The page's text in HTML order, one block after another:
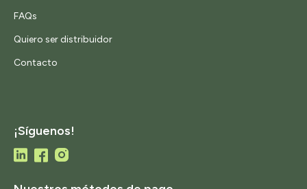
FAQs
Quiero ser distribuidor
Contacto
¡Síguenos!